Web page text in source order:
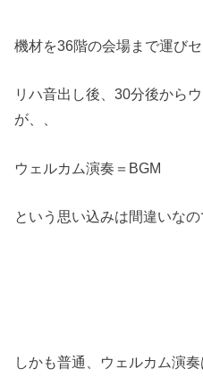
機材を36階の会場まで運びセ
リハ音出し後、30分後から
が、、
ウェルカム演奏＝BGM
という思い込みは間違いなの
しかも普通、ウェルカム演奏